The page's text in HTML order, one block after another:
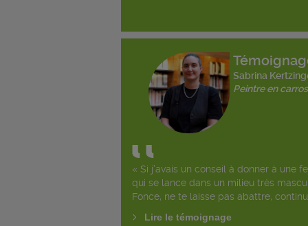
Sabrina
Peintre en
« Si j’avais un conseil à donner à une
qui se lance dans un milieu très
Fonce, ne te laisse pas abattre,
Lire le témoignage